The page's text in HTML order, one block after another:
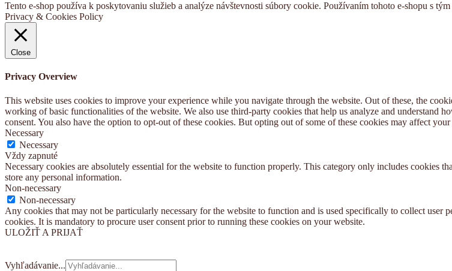
Tento e-shop používa k poskytovaniu služieb a analýze návštevnosti súbory cookie. Používaním tohoto e-shopu s tým
Privacy & Cookies Policy
Close
Privacy Overview
This website uses cookies to improve your experience while you navigate through the website. Out of these, the
working of basic functionalities of the website. We also use third-party cookies that help us analyze and
consent. You also have the option to opt-out of these cookies. But opting out of some of these cookies may affect
Necessary
Necessary
Vždy zapnuté
Necessary cookies are absolutely essential for the website to function properly. This category only includes cookies
store any personal information.
Non-necessary
Non-necessary
Any cookies that may not be particularly necessary for the website to function and is used specifically to collect user
cookies. It is mandatory to procure user consent prior to running these cookies on your website.
ULOŽIŤ A PRIJAŤ
Vyhľadávanie...